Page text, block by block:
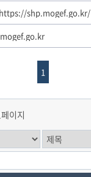
https://shp.mogef.go.kr/
1
이지